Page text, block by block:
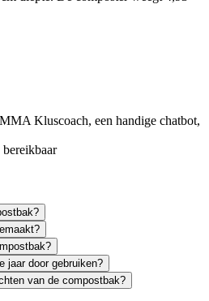
Kluscoach, een handige chatbot,
jaar door gebruiken?
van de compostbak?